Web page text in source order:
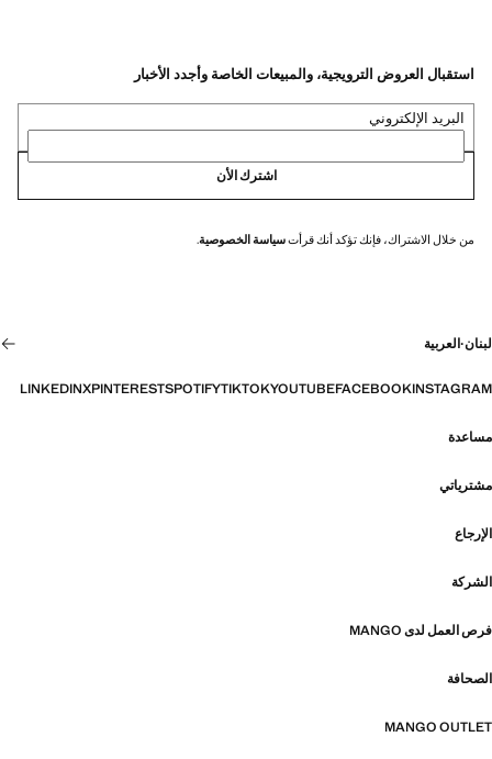
استقبال العروض الترويجية، والمبيعات الخاصة وأجدد الأخبار
البريد الإلكتروني
اشترك الأن
من خلال الاشتراك، فإنك تؤكد أنك قرأتسياسة الخصوصية.
لبنان·العربية
INSTAGRAM
FACEBOOK
YOUTUBE
TIKTOK
SPOTIFY
PINTEREST
X
LINKEDIN
مساعدة
مشترياتي
الإرجاع
الشركة
فرص العمل لدى MANGO
الصحافة
MANGO OUTLET